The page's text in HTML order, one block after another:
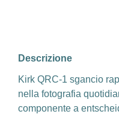
Descrizione
Kirk QRC-1 sgancio
nella fotografia
componente a